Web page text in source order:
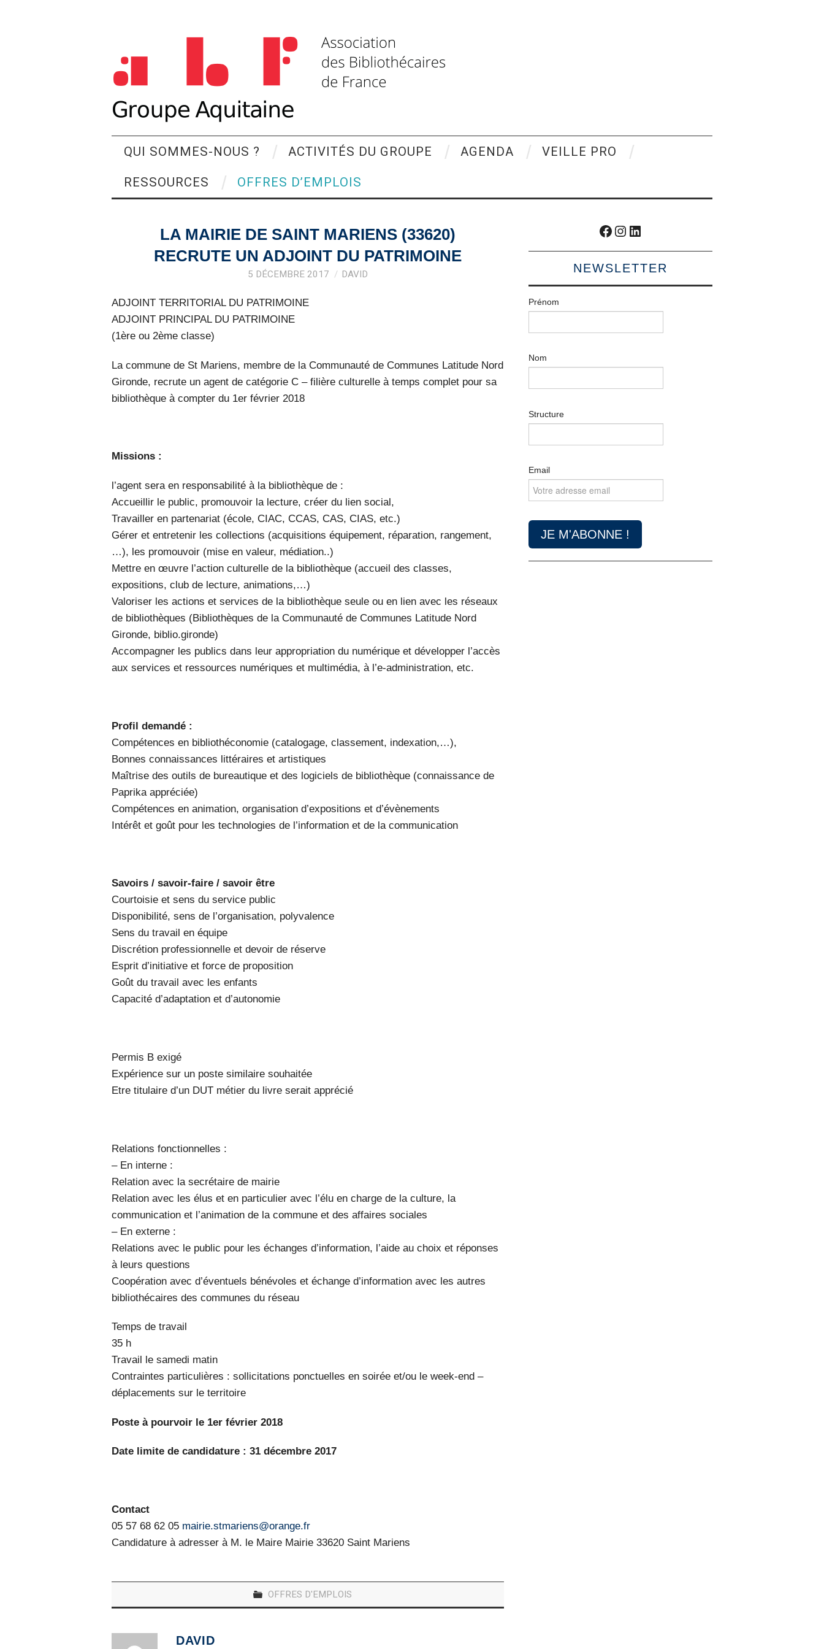
QUI SOMMES-NOUS ? ACTIVITÉS DU GROUPE AGENDA VEILLE PRO
RESSOURCES OFFRES D’EMPLOIS
LA MAIRIE DE SAINT MARIENS (33620)
RECRUTE UN ADJOINT DU PATRIMOINE
5 DÉCEMBRE 2017 DAVID
ADJOINT TERRITORIAL DU PATRIMOINE
ADJOINT PRINCIPAL DU PATRIMOINE
(1ère ou 2ème classe)
La commune de St Mariens, membre de la Communauté de Communes Latitude Nord
Gironde, recrute un agent de catégorie C – filière culturelle à temps complet pour sa
bibliothèque à compter du 1er février 2018
Missions :
l’agent sera en responsabilité à la bibliothèque de :
Accueillir le public, promouvoir la lecture, créer du lien social,
Travailler en partenariat (école, CIAC, CCAS, CAS, CIAS, etc.)
Gérer et entretenir les collections (acquisitions équipement, réparation, rangement,
…), les promouvoir (mise en valeur, médiation..)
Mettre en œuvre l’action culturelle de la bibliothèque (accueil des classes,
expositions, club de lecture, animations,…)
Valoriser les actions et services de la bibliothèque seule ou en lien avec les réseaux
de bibliothèques (Bibliothèques de la Communauté de Communes Latitude Nord
Gironde, biblio.gironde)
Accompagner les publics dans leur appropriation du numérique et développer l’accès
aux services et ressources numériques et multimédia, à l’e-administration, etc.
Profil demandé :
Compétences en bibliothéconomie (catalogage, classement, indexation,…),
Bonnes connaissances littéraires et artistiques
Maîtrise des outils de bureautique et des logiciels de bibliothèque (connaissance de
Paprika appréciée)
Compétences en animation, organisation d’expositions et d’évènements
Intérêt et goût pour les technologies de l’information et de la communication
Savoirs / savoir-faire / savoir être
Courtoisie et sens du service public
Disponibilité, sens de l’organisation, polyvalence
Sens du travail en équipe
Discrétion professionnelle et devoir de réserve
Esprit d’initiative et force de proposition
Goût du travail avec les enfants
Capacité d’adaptation et d’autonomie
Permis B exigé
Expérience sur un poste similaire souhaitée
Etre titulaire d’un DUT métier du livre serait apprécié
Relations fonctionnelles :
– En interne :
Relation avec la secrétaire de mairie
Relation avec les élus et en particulier avec l’élu en charge de la culture, la
communication et l’animation de la commune et des affaires sociales
– En externe :
Relations avec le public pour les échanges d’information, l’aide au choix et réponses
à leurs questions
Coopération avec d’éventuels bénévoles et échange d’information avec les autres
bibliothécaires des communes du réseau
Temps de travail
35 h
Travail le samedi matin
Contraintes particulières : sollicitations ponctuelles en soirée et/ou le week-end –
déplacements sur le territoire
Poste à pourvoir le 1er février 2018
Date limite de candidature : 31 décembre 2017
Contact
05 57 68 62 05 mairie.stmariens@orange.fr
Candidature à adresser à M. le Maire Mairie 33620 Saint Mariens
OFFRES D'EMPLOIS
DAVID
Facebook
Instagram
LinkedIn
NEWSLETTER
Prénom
Nom
Structure
Email